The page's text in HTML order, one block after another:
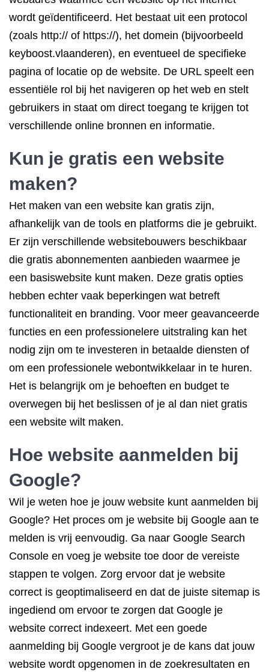
wordt geïdentificeerd. Het bestaat uit een protocol
(zoals http:// of https://), het domein (bijvoorbeeld
keyboost.vlaanderen), en eventueel de specifieke
pagina of locatie op de website. De URL speelt een
essentiële rol bij het navigeren op het web en stelt
gebruikers in staat om direct toegang te krijgen tot
verschillende online bronnen en informatie.
Kun je gratis een website
maken?
Het maken van een website kan gratis zijn,
afhankelijk van de tools en platforms die je gebruikt.
Er zijn verschillende websitebouwers beschikbaar
die gratis abonnementen aanbieden waarmee je
een basiswebsite kunt maken. Deze gratis opties
hebben echter vaak beperkingen wat betreft
functionaliteit en branding. Voor meer geavanceerde
functies en een professionelere uitstraling kan het
nodig zijn om te investeren in betaalde diensten of
om een professionele webontwikkelaar in te huren.
Het is belangrijk om je behoeften en budget te
overwegen bij het beslissen of je al dan niet gratis
een website wilt maken.
Hoe website aanmelden bij
Google?
Wil je weten hoe je jouw website kunt aanmelden bij
Google? Het proces om je website bij Google aan te
melden is vrij eenvoudig. Ga naar Google Search
Console en voeg je website toe door de vereiste
stappen te volgen. Zorg ervoor dat je website
correct is geoptimaliseerd en dat de juiste sitemap is
ingediend om ervoor te zorgen dat Google je
website correct indexeert. Met een goede
aanmelding bij Google vergroot je de kans dat jouw
website wordt opgenomen in de zoekresultaten en